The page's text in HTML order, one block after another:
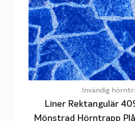
Invändig
Liner Rektangulär